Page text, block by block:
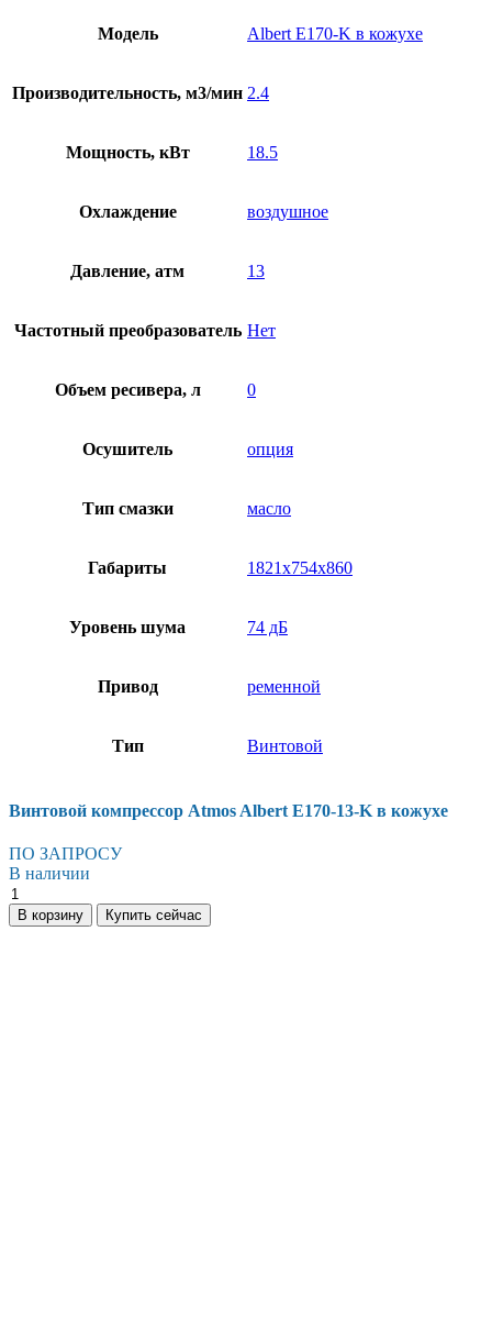
Модель Albert E170-K в кожухе
Производительность, м3/мин 2.4
Мощность, кВт 18.5
Охлаждение воздушное
Давление, атм 13
Частотный преобразователь Нет
Объем ресивера, л 0
Осушитель опция
Тип смазки масло
Габариты 1821x754x860
Уровень шума 74 дБ
Привод ременной
Тип Винтовой
Винтовой компрессор Atmos Albert E170-13-K в кожухе
ПО ЗАПРОСУ
В наличии
Винтовой
компрессор
Atmos
В корзину Купить сейчас